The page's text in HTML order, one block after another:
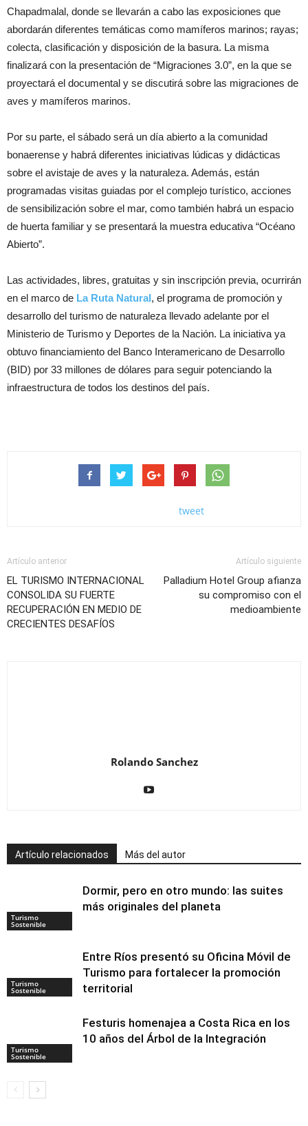
Chapadmalal, donde se llevarán a cabo las exposiciones que
abordarán diferentes temáticas como mamíferos marinos; rayas;
colecta, clasificación y disposición de la basura. La misma
finalizará con la presentación de “Migraciones 3.0”, en la que se
proyectará el documental y se discutirá sobre las migraciones de
aves y mamíferos marinos.
Por su parte, el sábado será un día abierto a la comunidad
bonaerense y habrá diferentes iniciativas lúdicas y didácticas
sobre el avistaje de aves y la naturaleza. Además, están
programadas visitas guiadas por el complejo turístico, acciones
de sensibilización sobre el mar, como también habrá un espacio
de huerta familiar y se presentará la muestra educativa “Océano
Abierto”.
Las actividades, libres, gratuitas y sin inscripción previa, ocurrirán
en el marco de La Ruta Natural, el programa de promoción y
desarrollo del turismo de naturaleza llevado adelante por el
Ministerio de Turismo y Deportes de la Nación. La iniciativa ya
obtuvo financiamiento del Banco Interamericano de Desarrollo
(BID) por 33 millones de dólares para seguir potenciando la
infraestructura de todos los destinos del país.
tweet
Artículo anterior
EL TURISMO INTERNACIONAL
CONSOLIDA SU FUERTE
RECUPERACIÓN EN MEDIO DE
CRECIENTES DESAFÍOS
Artículo siguiente
Palladium Hotel Group afianza
su compromiso con el
medioambiente
Rolando Sanchez
Artículo relacionados Más del autor
Turismo
Sostenible
Dormir, pero en otro mundo: las suites
más originales del planeta
Turismo
Sostenible
Entre Ríos presentó su Oficina Móvil de
Turismo para fortalecer la promoción
territorial
Turismo
Sostenible
Festuris homenajea a Costa Rica en los
10 años del Árbol de la Integración